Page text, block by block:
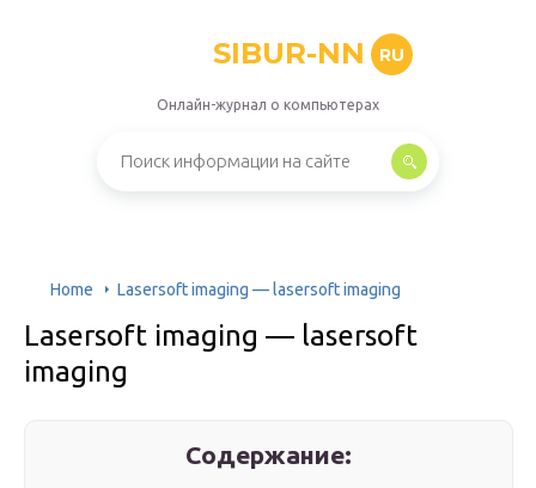
SIBUR-NN RU
Онлайн-журнал о компьютерах
Home Lasersoft imaging — lasersoft imaging
Lasersoft imaging — lasersoft
imaging
Содержание: